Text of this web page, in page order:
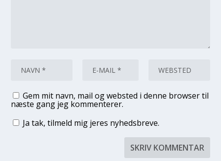
Gem mit navn, mail og websted i denne browser til
næste gang jeg kommenterer.
Ja tak, tilmeld mig jeres nyhedsbreve.